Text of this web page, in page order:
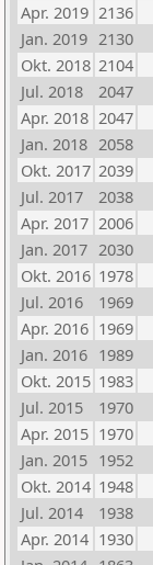
Apr. 2019 2136
Jan. 2019 2130
Okt. 2018 2104
Jul. 2018
2047
Apr. 2018 2047
Jan. 2018 2058
Okt. 2017 2039
Jul. 2017
2038
Apr. 2017 2006
Jan. 2017 2030
Okt. 2016 1978
Jul. 2016
1969
Apr. 2016 1969
Jan. 2016 1989
Okt. 2015 1983
Jul. 2015
1970
Apr. 2015 1970
Jan. 2015 1952
Okt. 2014 1948
Jul. 2014
1938
Apr. 2014 1930